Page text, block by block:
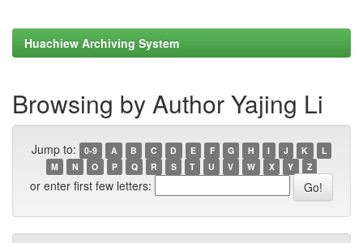
Huachiew Archiving System
Browsing by Author Yajing Li
Jump to: 0-9 A B C D E F G H I J K
L
M
N O P Q R S T U V W X Y Z
or enter first few letters: